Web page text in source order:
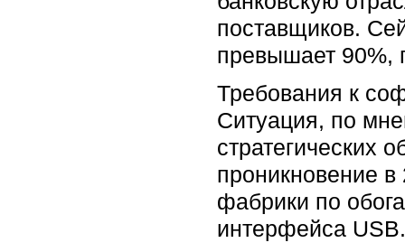
поставщиков.
превышает 90%,
Требования к
Ситуация, по
стратегических
проникновение
фабрики по
интерфейса USB.